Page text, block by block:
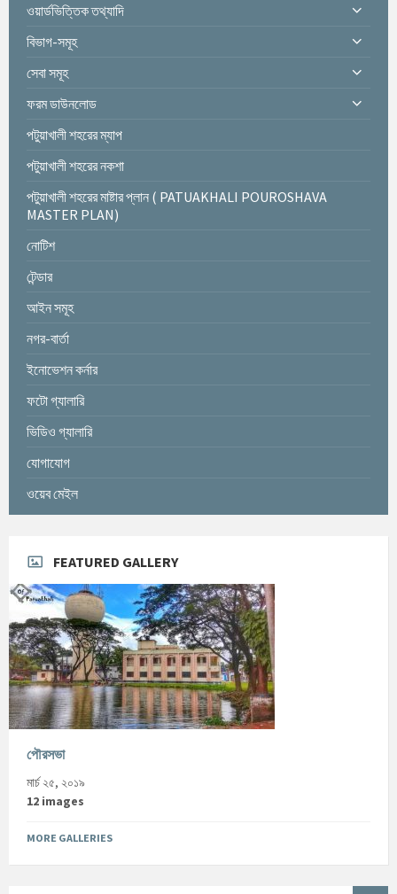
ওয়ার্ডভিত্তিক তথ্যাদি
বিভাগ-সমূহ
সেবা সমূহ
ফরম ডাউনলোড
পটুয়াখালী শহরের ম্যাপ
পটুয়াখালী শহরের নকশা
পটুয়াখালী শহরের মাষ্টার প্লান ( PATUAKHALI POUROSHAVA
MASTER PLAN)
নোটিশ
টেন্ডার
আইন সমূহ
নগর-বার্তা
ইনোভেশন কর্নার
ফটো গ্যালারি
ভিডিও গ্যালারি
যোগাযোগ
ওয়েব মেইল
FEATURED GALLERY
পৌরসভা
মার্চ ২৫, ২০১৯
12 images
MORE GALLERIES